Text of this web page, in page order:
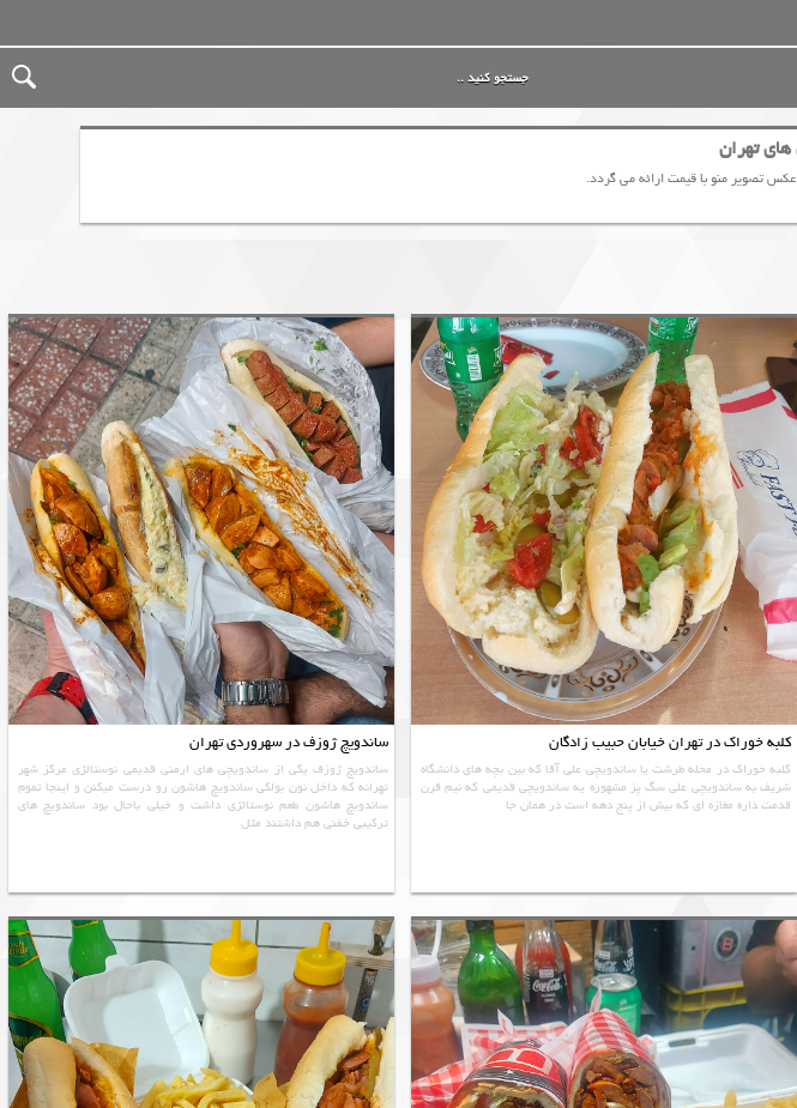
تهران
تصویر منو با قیمت ارائه می گردد.
کلبه خوراک در تهران خیابان حبیب زادگان
کلبه خوراک در محله طرشت یا ساندویچی علی آقا که بین بچه های دانشگاه
شریف به ساندویچی علی سگ پز مشهوره یه ساندویچی قدیمی که نیم قرن
قدمت داره مغازه ای که بیش از پنج دهه است در همان جا
ساندویچ ژوزف در سهروردی تهران
ساندویچ ژوزف یکی از ساندویچی های ارمنی قدیمی نوستالژی مرکز شهر
تهرانه که داخل نون بولکی ساندویچ هاشون رو درست میکنن و اینجا تموم
ساندویچ هاشون طعم نوستالژی داشت و خیلی باحال بود ساندویچ های
ترکیبی خفنی هم داشتند مثل